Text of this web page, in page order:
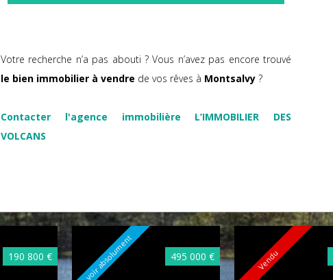
Votre recherche n’a pas abouti ? Vous n’avez pas encore trouvé
le bien immobilier à vendre de vos rêves à Montsalvy ?
Contacter l'agence immobilière L’IMMOBILIER DES
VOLCANS
190 800 € A voir absolument 495 000 € Vendu